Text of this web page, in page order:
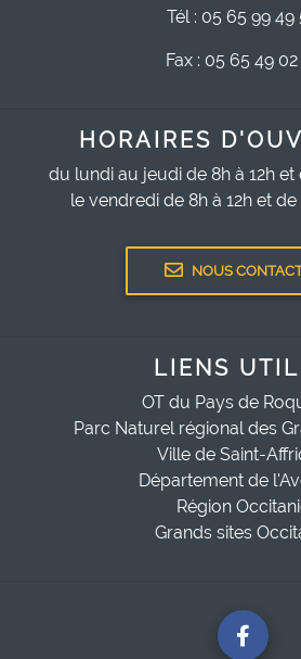
Tél : 05 65 99 49
Fax : 05 65 49 02
HORAIRES
du lundi au jeudi de 8h à 12h et
le vendredi de 8h à 12h et de
NOUS
LIENS
OT du Pays de
Parc Naturel régional des
Ville de Saint-
Département de
Région
Grands sites